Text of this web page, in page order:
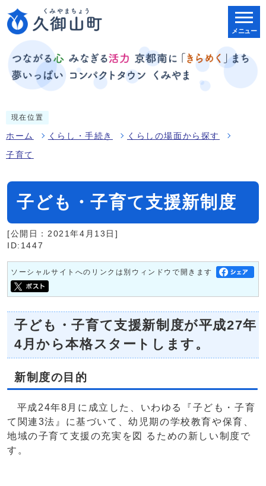
メニュー
現在位置
ホーム くらし・手続き くらしの場面から探す
子育て
子ども・子育て支援新制度
[公開日：2021年4月13日]
ID:1447
ソーシャルサイトへのリンクは別ウィンドウで開きます
子ども・子育て支援新制度が平成27年
4月から本格スタートします。
新制度の目的
平成24年8月に成立した、いわゆる『子ども・子育
て関連3法』に基づいて、幼児期の学校教育や保育、
地域の子育て支援の充実を図 るための新しい制度で
す。